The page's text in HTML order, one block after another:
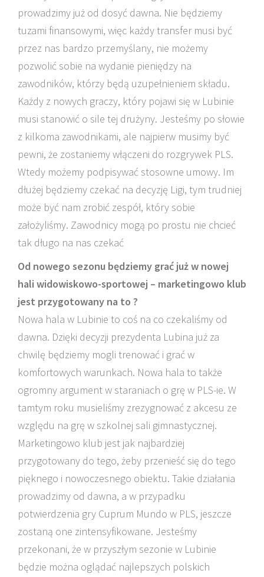
prowadzimy już od dosyć dawna. Nie będziemy
tuzami finansowymi, więc każdy transfer musi być
przez nas bardzo przemyślany, nie możemy
pozwolić sobie na wydanie pieniędzy na
zawodników, którzy będą uzupełnieniem składu.
Każdy z nowych graczy, który pojawi się w Lubinie
musi stanowić o sile tej drużyny. Jesteśmy po słowie
z kilkoma zawodnikami, ale najpierw musimy być
pewni, że zostaniemy włączeni do rozgrywek PLS.
Wtedy możemy podpisywać stosowne umowy. Im
dłużej będziemy czekać na decyzję Ligi, tym trudniej
może być nam zrobić zespół, który sobie
założyliśmy. Zawodnicy mogą po prostu nie chcieć
tak długo na nas czekać
Od nowego sezonu będziemy grać już w nowej
hali widowiskowo-sportowej – marketingowo klub
jest przygotowany na to ?
Nowa hala w Lubinie to coś na co czekaliśmy od
dawna. Dzięki decyzji prezydenta Lubina już za
chwilę będziemy mogli trenować i grać w
komfortowych warunkach. Nowa hala to także
ogromny argument w staraniach o grę w PLS-ie. W
tamtym roku musieliśmy zrezygnować z akcesu ze
względu na grę w szkolnej sali gimnastycznej.
Marketingowo klub jest jak najbardziej
przygotowany do tego, żeby przenieść się do tego
pięknego i nowoczesnego obiektu. Takie działania
prowadzimy od dawna, a w przypadku
potwierdzenia gry Cuprum Mundo w PLS, jeszcze
zostaną one zintensyfikowane. Jesteśmy
przekonani, że w przyszłym sezonie w Lubinie
będzie można oglądać najlepszych polskich